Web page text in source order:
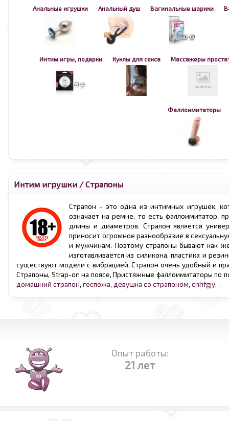
Анальные игрушки Анальный душ Вагинальные шарики
Интим игры, подарки Куклы для секса Массажеры
Фаллоимитаторы
Интим игрушки /Страпоны
Страпон - это одна из интимных игрушек,
означает на ремне, то есть фаллоимитатор,
длины и диаметров. Страпон является
приносит огромное разнообразие в
и мужчинам. Поэтому страпоны бывают как
изготавливается из силикона, пластика и
существуют модели с вибрацией. Страпон очень удобный и
Страпоны, Strap-on на поясе, Пристяжные фаллоимитаторы по
домашний страпон, госпожа, девушка со страпоном, cnhfgjy, .
Опыт работы:
21 лет